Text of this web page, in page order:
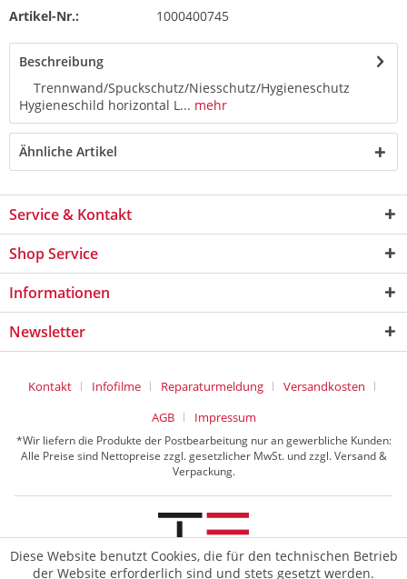
Artikel-Nr.: 1000400745
Beschreibung
Trennwand/Spuckschutz/Niesschutz/Hygieneschutz
Hygieneschild horizontal L... mehr
Ähnliche Artikel
Service & Kontakt
Shop Service
Informationen
Newsletter
Kontakt Infofilme Reparaturmeldung
Versandkosten
AGB
Impressum
*Wir liefern die Produkte der Postbearbeitung nur an gewerbliche Kunden:
Alle Preise sind Nettopreise zzgl. gesetzlicher MwSt. und zzgl. Versand &
Verpackung.
Diese Website benutzt Cookies, die für den technischen Betrieb
der Website erforderlich sind und stets gesetzt werden.